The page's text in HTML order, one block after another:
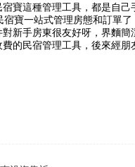
寶這種管理工具，都是自
寶一站式管理房態和訂單了
新手房東很友好呀，界麵
的民宿管理工具，後來經